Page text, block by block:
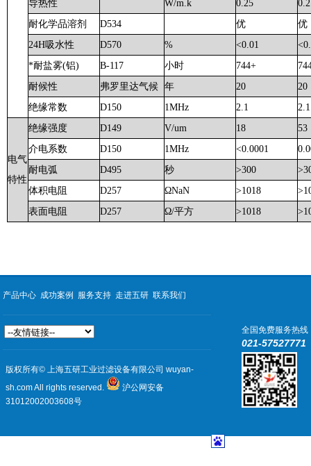
导热性 W/m.k 0.25
0.2
耐化学品溶剂
D534 优
优
24H吸水性
D570 % <0.01
*耐盐雾(铝)
B-117 小时 744+
耐候性
弗罗里达气候 年 20
20
绝缘常数
D150 1MHz 2.1 2.1
电气
特性
绝缘强度 D149 V/um 18
53
介电系数
D150 1MHz <0.0001
耐电弧
D495 秒 >300
体积电阻
D257 ΩNaN >1018
表面电阻
D257 Ω/平方 >1018
产品中心 成功案例 服务支持 走进五研 联系我们
全国免费服务热线
021-57527771
版权所有© 上海五研工业过滤设备有限公司 wuyan-
sh.com All rights reserved.
沪公网安备
31012002003608号